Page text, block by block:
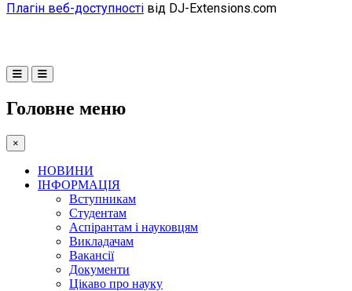
Плагін веб-доступності від DJ-Extensions.com
Головне меню
×
НОВИНИ
ІНФОРМАЦІЯ
Вступникам
Студентам
Аспірантам і науковцям
Викладачам
Вакансії
Документи
Цікаво про науку